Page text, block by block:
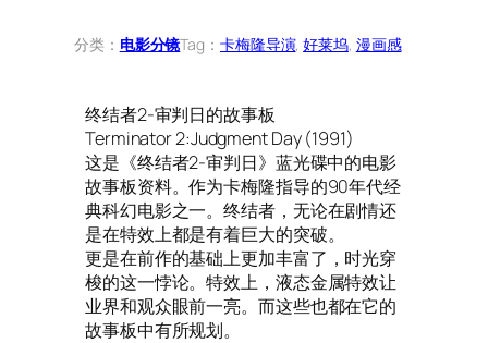
分类： 电影分镜Tag： 卡梅隆导演, 好莱坞, 漫画感
终结者2-审判日的故事板
Terminator 2:Judgment Day (1991)
这是《终结者2-审判日》蓝光碟中的电影
故事板资料。作为卡梅隆指导的90年代经
典科幻电影之一。终结者，无论在剧情还
是在特效上都是有着巨大的突破。
更是在前作的基础上更加丰富了，时光穿
梭的这一悖论。特效上，液态金属特效让
业界和观众眼前一亮。而这些也都在它的
故事板中有所规划。